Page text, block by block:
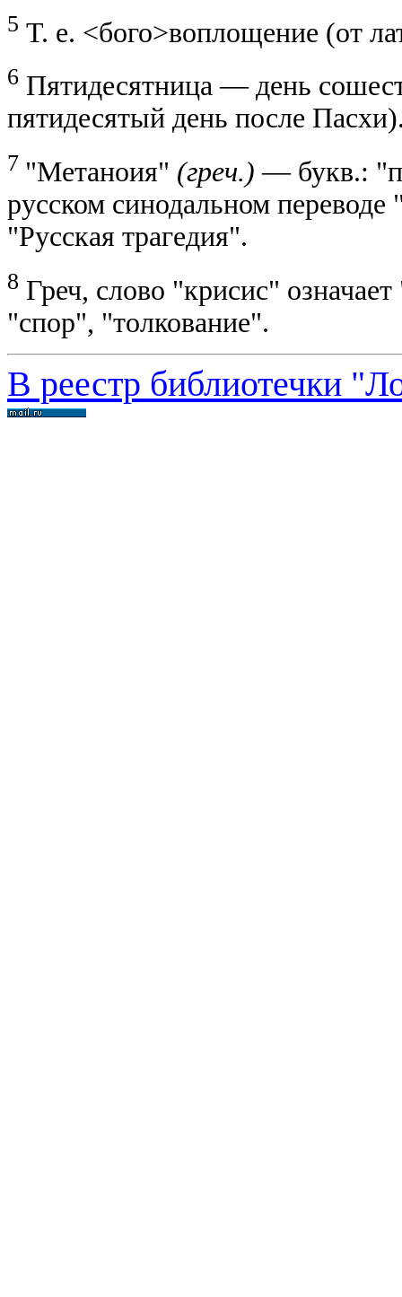
5 Т. е. <бого>воплощение (от
6 Пятидесятница — день
пятидесятый день после
7 "Метаноия" (греч.)— букв.:
русском синодальном
"Русская трагедия".
8 Греч, слово "крисис"
"спор", "толкование".
В реестр библиотечки